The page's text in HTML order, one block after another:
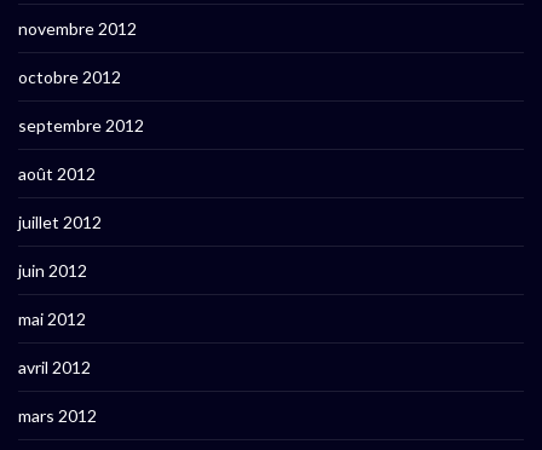
novembre 2012
octobre 2012
septembre 2012
août 2012
juillet 2012
juin 2012
mai 2012
avril 2012
mars 2012